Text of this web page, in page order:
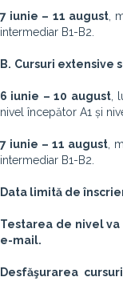
7 iunie – 11 august,
intermediar B1-B2.
B. Cursuri extensive
6 iunie – 10 august,
nivel începător A1 și
7 iunie – 11 august ,
intermediar B1-B2.
Data limită de
Testarea de nivel va
e-mail.
Desfăşurarea